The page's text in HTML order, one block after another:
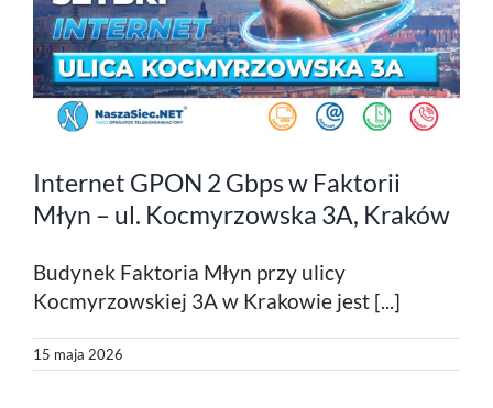
Internet GPON 2 Gbps w Faktorii
Młyn – ul. Kocmyrzowska 3A, Kraków
Budynek Faktoria Młyn przy ulicy
Kocmyrzowskiej 3A w Krakowie jest [...]
15 maja 2026